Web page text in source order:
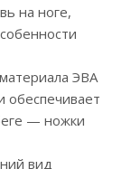
на ноге,
ЭВА
обеспечивает
— ножки
вид